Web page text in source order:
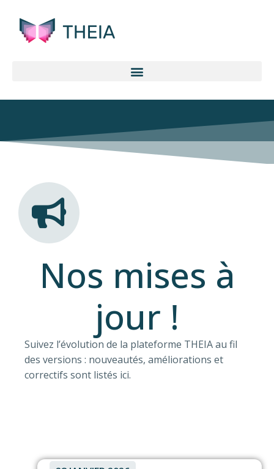
Nos mises à
jour !
Suivez l’évolution de la plateforme THEIA au fil
des versions : nouveautés, améliorations et
correctifs sont listés ici.